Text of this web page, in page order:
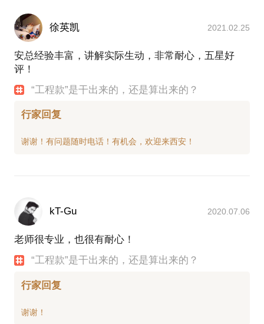
徐英凯 2021.02.25
安总经验丰富，讲解实际生动，非常耐心，五星好
评！
“工程款”是干出来的，还是算出来的？
行家回复
kT-Gu 2020.07.06
老师很专业，也很有耐心！
“工程款”是干出来的，还是算出来的？
行家回复